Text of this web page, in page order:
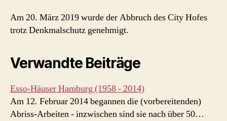
Am 20. März 2019 wurde der Abbruch des City Hofes
trotz Denkmalschutz genehmigt.
Verwandte Beiträge
Esso-Häuser Hamburg (1958 - 2014)
Am 12. Februar 2014 begannen die (vorbereitenden)
Abriss-Arbeiten - inzwischen sind sie nach über 50…